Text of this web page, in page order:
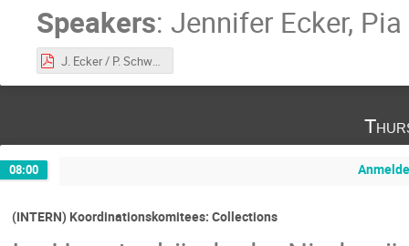
Speakers: Jennifer Ecker,
J. Ecker / P. Schwarz / R. Wilm: Large Language Models. Eine praktische Einführung
08:00
(INTERN) Koordinationskomitees: Collections